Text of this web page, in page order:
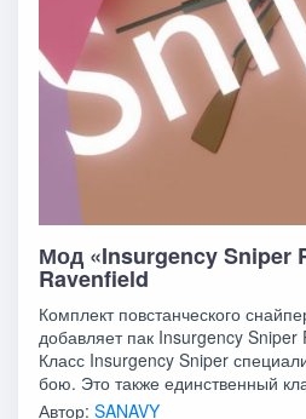
Мод «Insurgency Sniper
Ravenfield
Комплект повстанческого
добавляет пак Insurgency Sniper
Класс Insurgency Sniper
бою. Это также единственный
Автор:SANAVY